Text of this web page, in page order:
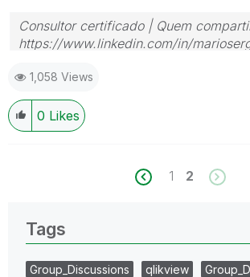
Consultor certificado | Quem
https://www.linkedin.com/in/
1,058 Views
0 Likes
1 2
Tags
Group_Discussions qlikview